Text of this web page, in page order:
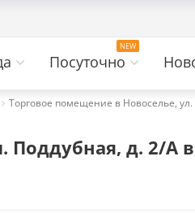
Посуточно
Торговое помещение в Новоселье,
Поддубная, д. 2/А в